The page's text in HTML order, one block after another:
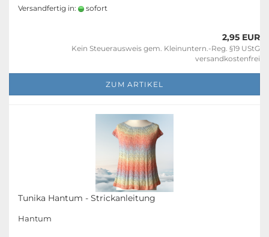
Versandfertig in: sofort
2,95 EUR
Kein Steuerausweis gem. Kleinuntern.-Reg. §19 UStG
versandkostenfrei
ZUM ARTIKEL
Tunika Hantum - Strickanleitung
Hantum